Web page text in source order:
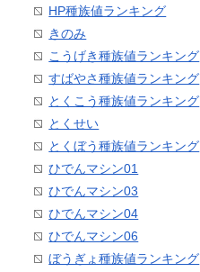
HP種族値ランキング
きのみ
こうげき種族値ランキング
すばやさ種族値ランキング
とくこう種族値ランキング
とくせい
とくぼう種族値ランキング
ひでんマシン01
ひでんマシン03
ひでんマシン04
ひでんマシン06
ぼうぎょ種族値ランキング